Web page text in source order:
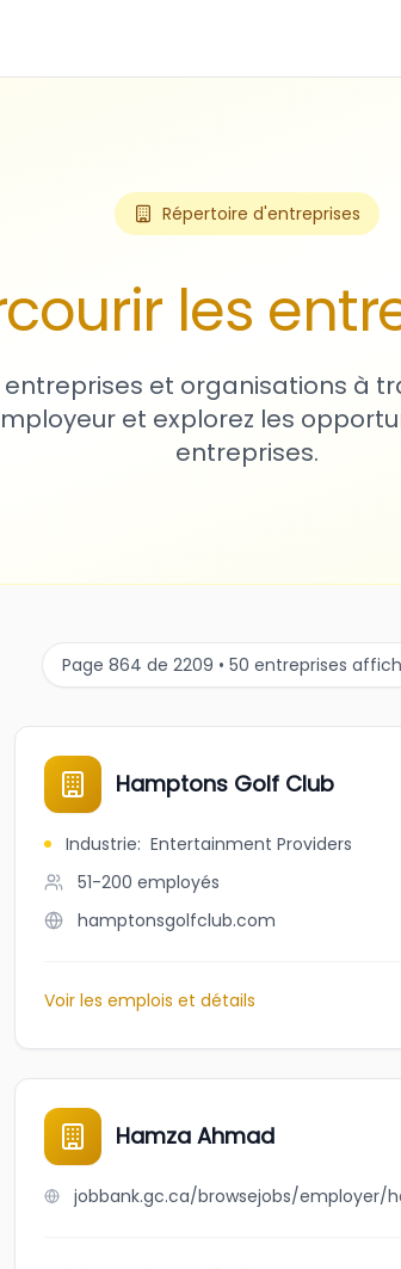
Répertoire d'entreprises
les
entreprises et organisations à
et explorez les
entreprises.
Page 864 de 2209 • 50 entreprises
Hamptons Golf Club
Industrie: Entertainment Providers
51-200 employés
hamptonsgolfclub.com
Voir les emplois et détails
Hamza Ahmad